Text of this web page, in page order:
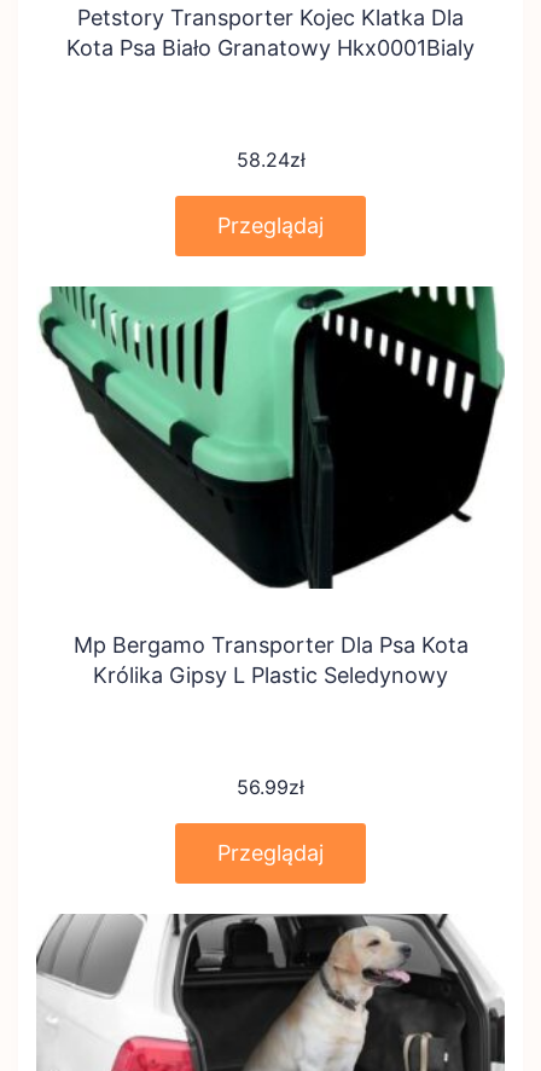
Petstory Transporter Kojec Klatka Dla
Kota Psa Biało Granatowy Hkx0001Bialy
58.24zł
Przeglądaj
Mp Bergamo Transporter Dla Psa Kota
Królika Gipsy L Plastic Seledynowy
56.99zł
Przeglądaj